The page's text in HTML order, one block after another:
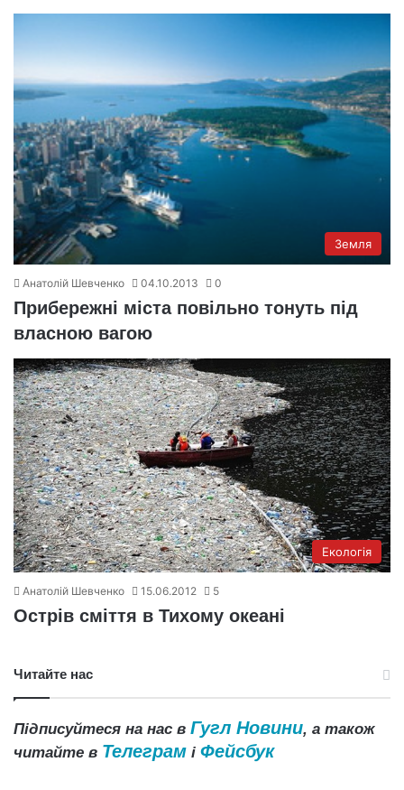
Земля
Анатолій Шевченко 04.10.2013 0
Прибережні міста повільно тонуть під
власною вагою
Екологія
Анатолій Шевченко 15.06.2012 5
Острів сміття в Тихому океані
Читайте нас
Підписуйтеся на нас в Гугл Новини, а також
читайте в Телеграм і Фейсбук